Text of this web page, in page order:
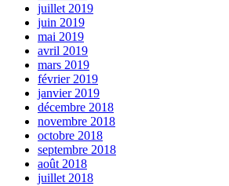
juillet 2019
juin 2019
mai 2019
avril 2019
mars 2019
février 2019
janvier 2019
décembre 2018
novembre 2018
octobre 2018
septembre 2018
août 2018
juillet 2018